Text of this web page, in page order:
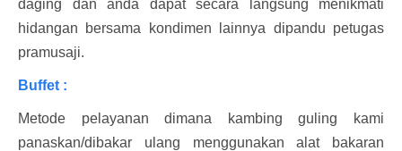
daging dan anda dapat secara langsung menikmati
hidangan bersama kondimen lainnya dipandu petugas
pramusaji.
Buffet :
Metode pelayanan dimana kambing guling kami
panaskan/dibakar ulang menggunakan alat bakaran